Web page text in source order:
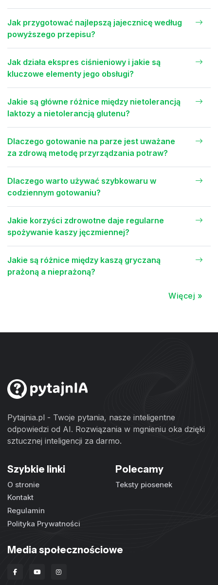
Jak przygotować najlepszą jajecznicę według
powyższego przepisu?
Jak działa ekspres ciśnieniowy i jakie są
kluczowe elementy jego obsługi?
Jakie są główne różnice między nietolerancją
laktozy a nietolerancją glutenu?
Dlaczego gotowanie na parze jest uważane
za zdrową metodę przyrządzania potraw?
Dlaczego warto używać szybkowaru w
codziennym gotowaniu?
Jakie korzyści zdrowotne daje regularne
spożywanie kaszy jęczmiennej?
Jakie są różnice między kaszą gryczaną
prażoną a nieprażoną?
Więcej »
Pytajnia.pl - Twoje pytania, nasze inteligentne
odpowiedzi od AI. Rozwiązania w mgnieniu oka dzięki
sztucznej inteligencji za darmo.
Szybkie linki
O stronie
Kontakt
Regulamin
Polityka Prywatności
Polecamy
Teksty piosenek
Media społecznościowe